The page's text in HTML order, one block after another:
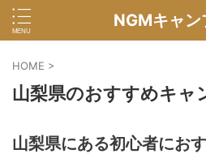
NGMキャン
HOME >
山梨県のおすすめキャ
山梨県にある初心者にお